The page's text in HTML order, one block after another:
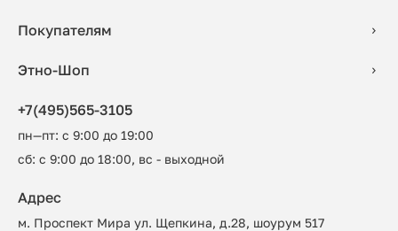
Покупателям
Этно-Шоп
+7(495)565-3105
пн—пт: с 9:00 до 19:00
сб: с 9:00 до 18:00, вс - выходной
Адрес
м. Проспект Мира ул. Щепкина, д.28, шоурум 517